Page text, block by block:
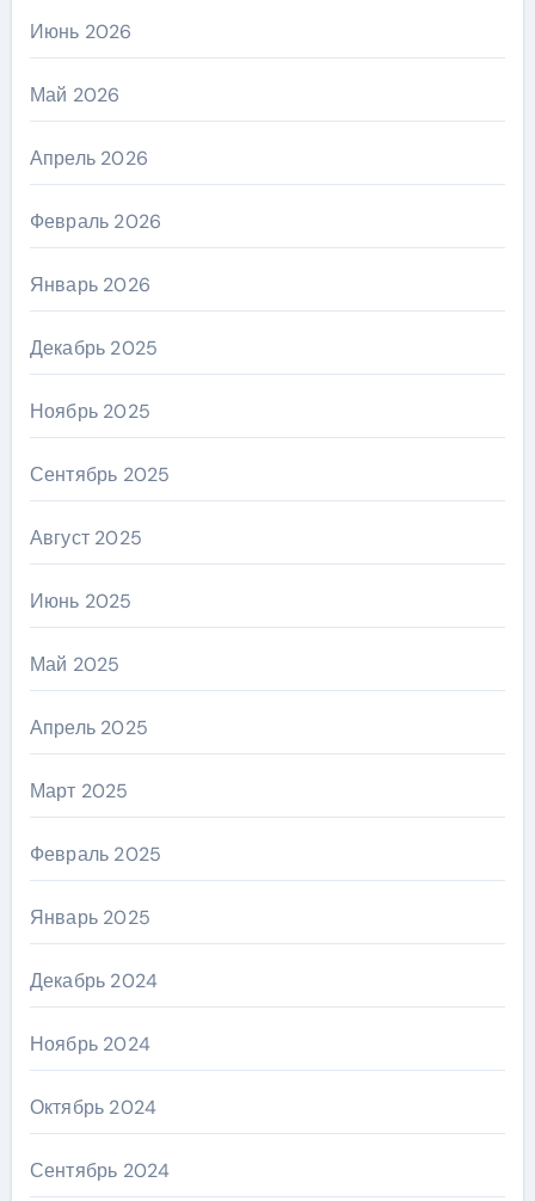
Июнь 2026
Май 2026
Апрель 2026
Февраль 2026
Январь 2026
Декабрь 2025
Ноябрь 2025
Сентябрь 2025
Август 2025
Июнь 2025
Май 2025
Апрель 2025
Март 2025
Февраль 2025
Январь 2025
Декабрь 2024
Ноябрь 2024
Октябрь 2024
Сентябрь 2024